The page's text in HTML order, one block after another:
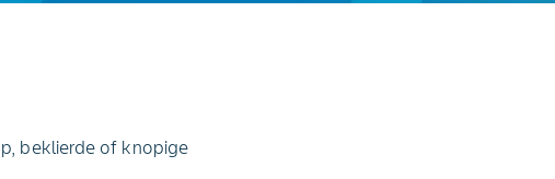
beklierde of knopige